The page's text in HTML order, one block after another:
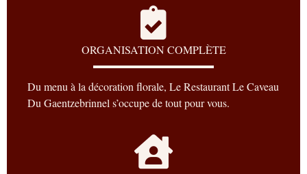
ORGANISATION COMPLÈTE
Du menu à la décoration florale, Le Restaurant Le Caveau
Du Gaentzebrinnel s’occupe de tout pour vous.